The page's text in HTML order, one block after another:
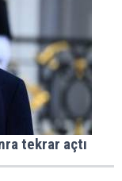
tekrar açtı